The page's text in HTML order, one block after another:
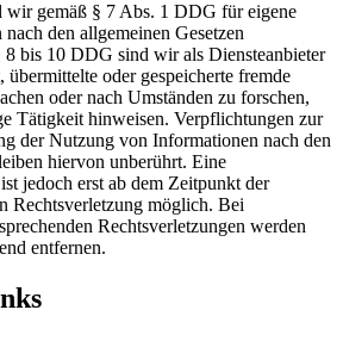
wir gemäß § 7 Abs. 1 DDG für eigene
den allgemeinen Gesetzen
bis 10 DDG sind wir als Diensteanbieter
oder gespeicherte fremde
oder nach Umständen zu forschen,
Tätigkeit hinweisen. Verpflichtungen zur
der Nutzung von Informationen nach den
hiervon unberührt. Eine
jedoch erst ab dem Zeitpunkt der
Rechtsverletzung möglich. Bei
Rechtsverletzungen werden
entfernen.